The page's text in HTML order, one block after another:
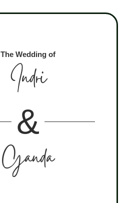
The Wedding of
Indri
&
Ganda